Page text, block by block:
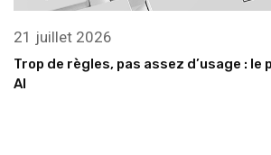
21 juillet 2026
Trop de règles, pas assez d’usage : le
AI